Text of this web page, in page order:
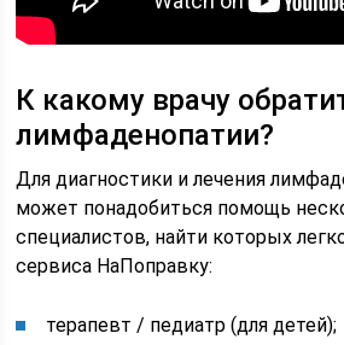
К какому врачу
лимфаденопатии?
Для диагностики и лечения
может понадобиться помощь
специалистов, найти которых
сервиса НаПоправку:
терапевт / педиатр (для детей);